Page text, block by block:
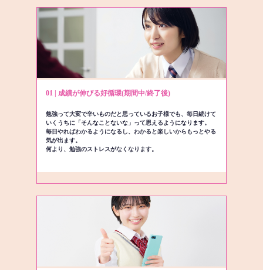
01 | 成績が伸びる好循環(期間中/終了後)
勉強って大変で辛いものだと思っているお子様でも、毎日続けて
いくうちに「そんなことないな」って思えるようになります。
毎日やればわかるようになるし、わかると楽しいからもっとやる
気が出ます。
何より、勉強のストレスがなくなります。